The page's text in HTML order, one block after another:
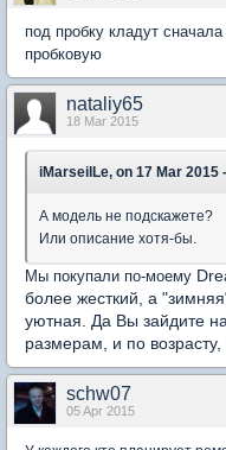
под пробку кладут
пробковую
nataliy65
18 Mar 2015
iMarseilLe, on 17 Mar 2015
А модель не подскажете?
Или описание хотя-бы.
Мы покупали по-моему
более жесткий, а
уютная. Да Вы зайдите
размерам, и по
schw07
05 Apr 2015